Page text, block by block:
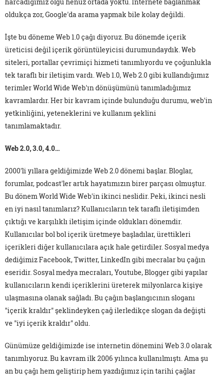
oldukça zor, Google'da arama yapmak bile kolay değildi.
İşte bu döneme Web 1.0 çağı diyoruz. Bu dönemde içerik
üreticisi değil içerik görüntüleyicisi durumundaydık. Web
siteleri, portallar çevrimiçi hizmeti tanımlıyordu ve çoğunlukla
tek taraflı bir iletişim vardı. Web 1.0, Web 2.0 gibi kullandığımız
terimler World Wide Web'ın dönüşümünü tanımladığımız
kavramlardır. Her bir kavram içinde bulunduğu durumu, web'in
yetkinliğini, yeteneklerini ve kullanım şeklini
tanımlamaktadır.
Web 2.0, 3.0, 4.0…
2000'li yıllara geldiğimizde Web 2.0 dönemi başlar. Bloglar,
forumlar, podcast'ler artık hayatımızın birer parçası olmuştur.
Bu dönem World Wide Web'in ikinci neslidir. Peki, ikinci nesli
en iyi nasıl tanımlarız? Kullanıcıların tek taraflı iletişimden
çıktığı ve karşılıklı iletişim içinde oldukları dönemdir.
Kullanıcılar bol bol içerik üretmeye başladılar, ürettikleri
içerikleri diğer kullanıcılara açık hale getirdiler. Sosyal medya
dediğimiz Facebook, Twitter, LinkedIn gibi mecralar bu çağın
eseridir. Sosyal medya mecraları, Youtube, Blogger gibi yapılar
kullanıcıların kendi içeriklerini üreterek milyonlarca kişiye
ulaşmasına olanak sağladı. Bu çağın başlangıcının sloganı
"içerik kraldır" şeklindeyken çağ ilerledikçe slogan da değişti
ve "iyi içerik kraldır" oldu.
Günümüze geldiğimizde ise internetin dönemini Web 3.0 olarak
tanımlıyoruz. Bu kavram ilk 2006 yılınca kullanılmıştı. Ama şu
an bu çağı hem geliştirip hem yazdığımız için tarihi çağlar